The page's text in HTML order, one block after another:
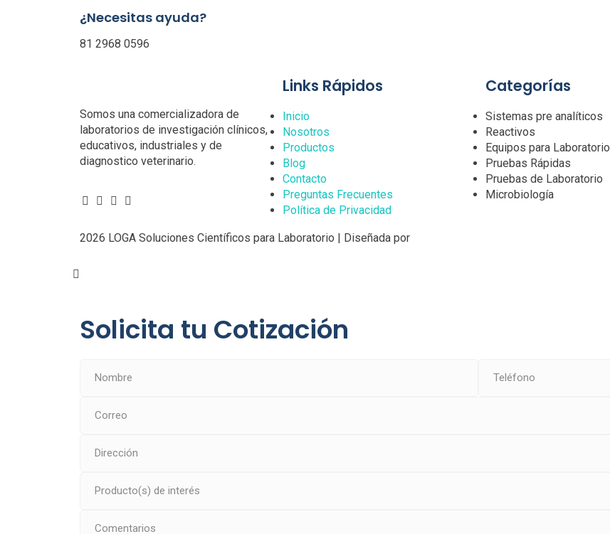
¿Necesitas ayuda?
81 2968 0596
Somos una comercializadora de
laboratorios de investigación clínicos,
educativos, industriales y de
diagnostico veterinario.
Links Rápidos
Inicio
Nosotros
Productos
Blog
Contacto
Preguntas Frecuentes
Política de Privacidad
Categorías
Sistemas pre analíticos
Reactivos
Equipos para Laboratorio
Pruebas Rápidas
Pruebas de Laboratorio
Microbiología
2026 LOGA Soluciones Científicos para Laboratorio | Diseñada por
Solicita tu Cotización